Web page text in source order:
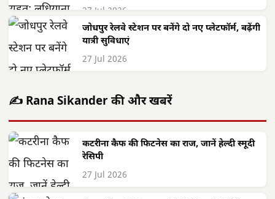
27 Jul 2026
जोधपुर रेलवे स्टेशन पर बनेंगे दो नए प्लेटफॉर्म, बढ़ेंगी
यात्री सुविधाएं
27 Jul 2026
✍️ Rana Sikander की और खबरें
कटरीना कैफ की फिटनेस का राज, जानें हेल्दी स्मूदी
रेसिपी
27 Jul 2026